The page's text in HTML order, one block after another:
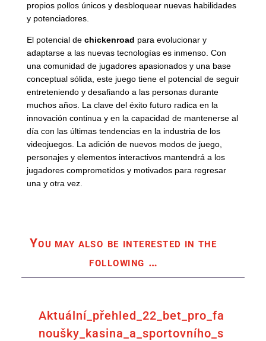
propios pollos únicos y desbloquear nuevas habilidades
y potenciadores.
El potencial de chickenroad para evolucionar y
adaptarse a las nuevas tecnologías es inmenso. Con
una comunidad de jugadores apasionados y una base
conceptual sólida, este juego tiene el potencial de seguir
entreteniendo y desafiando a las personas durante
muchos años. La clave del éxito futuro radica en la
innovación continua y en la capacidad de mantenerse al
día con las últimas tendencias en la industria de los
videojuegos. La adición de nuevos modos de juego,
personajes y elementos interactivos mantendrá a los
jugadores comprometidos y motivados para regresar
una y otra vez.
You may also be interested in the
following …
Aktuální_přehled_22_bet_pro_fa
noušky_kasina_a_sportovního_s